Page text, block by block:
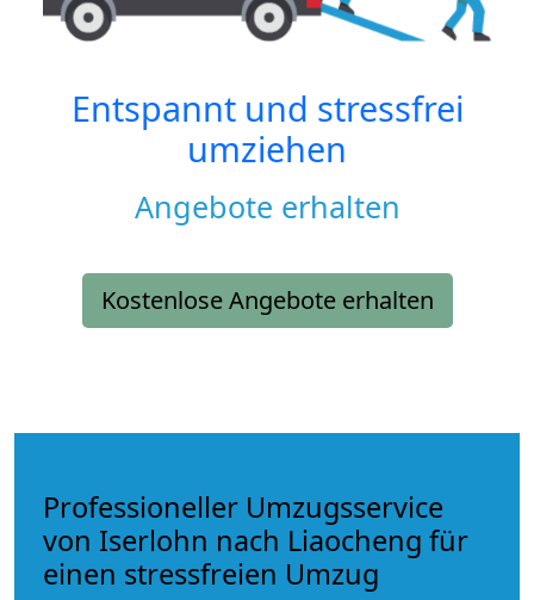
Entspannt und stressfrei
umziehen
Angebote erhalten
Kostenlose Angebote erhalten
Professioneller Umzugsservice
von Iserlohn nach Liaocheng für
einen stressfreien Umzug